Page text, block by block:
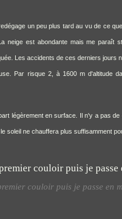
un peu plus tard au vu de ce
neige est abondante mais me paraît
Les accidents de ces derniers jours
Par risque 2, à 1600 m d'altitude
légèrement en surface. Il n'y a pas
soleil ne chauffera plus suffisamment
couloir puis je passe en